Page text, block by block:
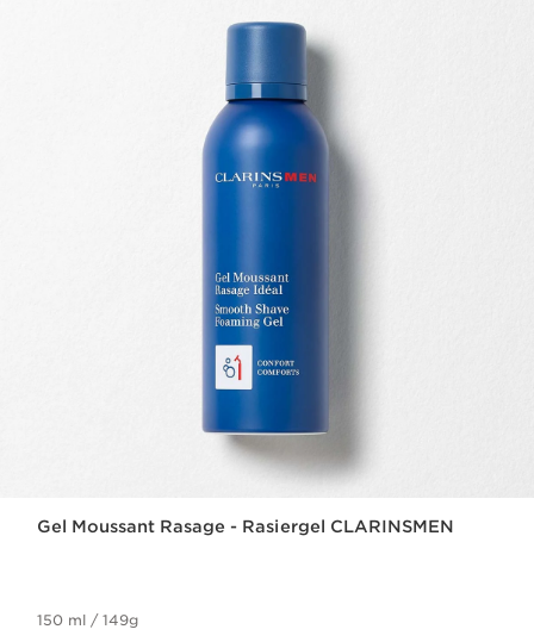
Gel Moussant Rasage - Rasiergel CLARINSMEN
150 ml / 149g